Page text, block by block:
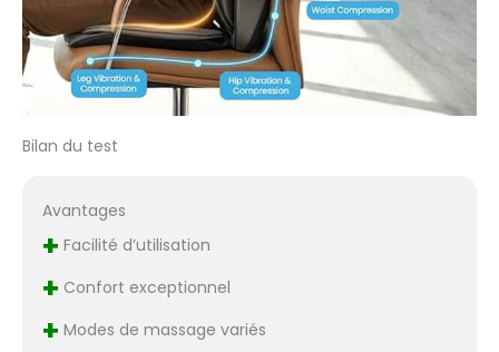
sur la taille et les
hanches aide à
soulager les tensions en
vous offrant une
ce masseur de siège sur
un fauteuil inclinable,
Bilan du test
Avantages
+ Facilité d’utilisation
+ Confort exceptionnel
+ Modes de massage variés